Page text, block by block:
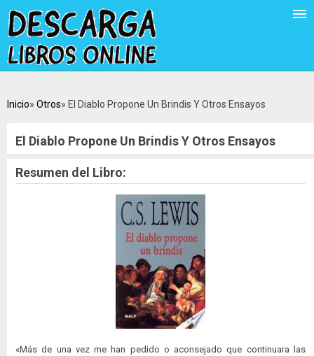
Inicio Otros El Diablo Propone Un Brindis Y Otros Ensayos
El Diablo Propone Un Brindis Y Otros Ensayos
Resumen del Libro:
«Más de una vez me han pedido o aconsejado que continuara las